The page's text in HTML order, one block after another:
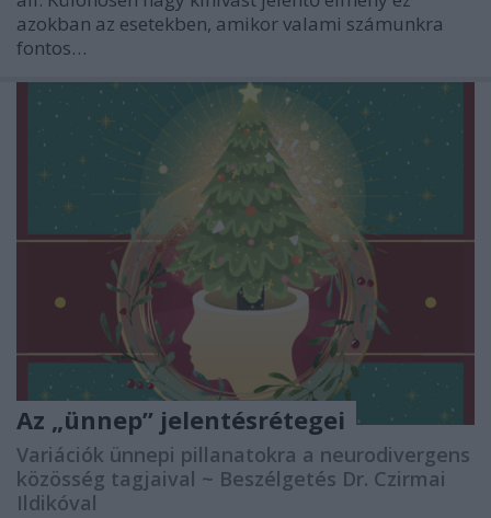
azokban az esetekben, amikor valami számunkra
fontos…
Az „ünnep” jelentésrétegei
Variációk ünnepi pillanatokra a neurodivergens
közösség tagjaival ~ Beszélgetés Dr. Czirmai
Ildikóval